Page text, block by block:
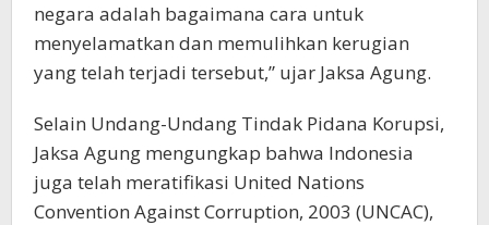
negara adalah bagaimana cara untuk
menyelamatkan dan memulihkan kerugian
yang telah terjadi tersebut,” ujar Jaksa Agung.
Selain Undang-Undang Tindak Pidana Korupsi,
Jaksa Agung mengungkap bahwa Indonesia
juga telah meratifikasi United Nations
Convention Against Corruption, 2003 (UNCAC),